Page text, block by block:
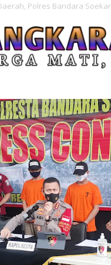
Polres Bandara